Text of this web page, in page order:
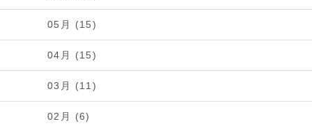
05月 (15)
04月 (15)
03月 (11)
02月 (6)